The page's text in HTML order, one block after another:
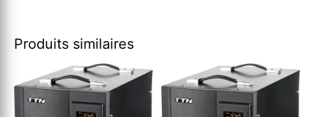
Produits similaires